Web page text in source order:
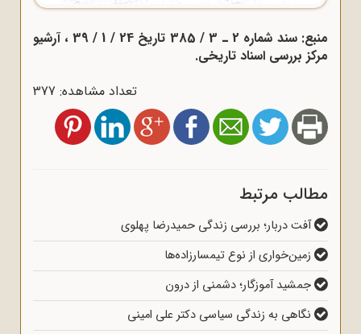
منبع: سند شماره 2 ـ 3 / 385 تاریخ 24 / 1 / 39 ، آرشیو
مرکز بررسی اسناد تاریخی.
تعداد مشاهده: 377
مطالب مرتبط
آفت دربار؛ بررسی زندگی حمیدرضا پهلوی
زمین‌خواری از نوع تیمسارزاده‌ها
جمشید آموزگار؛ دشمنی از درون
نگاهی به زندگی سیاسی دکتر علی امینی